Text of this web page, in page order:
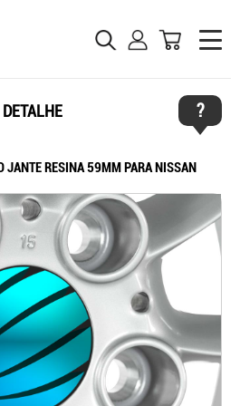
DETALHE ?
JANTE RESINA 59MM PARA NISSAN